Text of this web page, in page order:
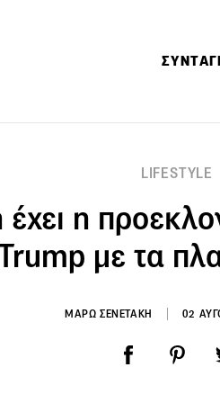
LIFESTYLE
έχει η
με τα
ΜΑΡΩ ΣΕΝΕΤΑΚΗ 02